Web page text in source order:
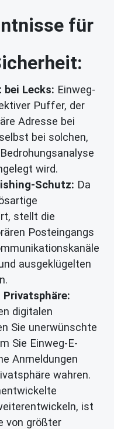
für
Lecks: Einweg-
Puffer, der
Adresse bei
bei solchen,
wird.
Schutz: Da
stellt die
Posteingangs
ausgeklügelten
digitalen
Sie unerwünschte
Sie Einweg-E-
Anmeldungen
wahren.
ist
von größter